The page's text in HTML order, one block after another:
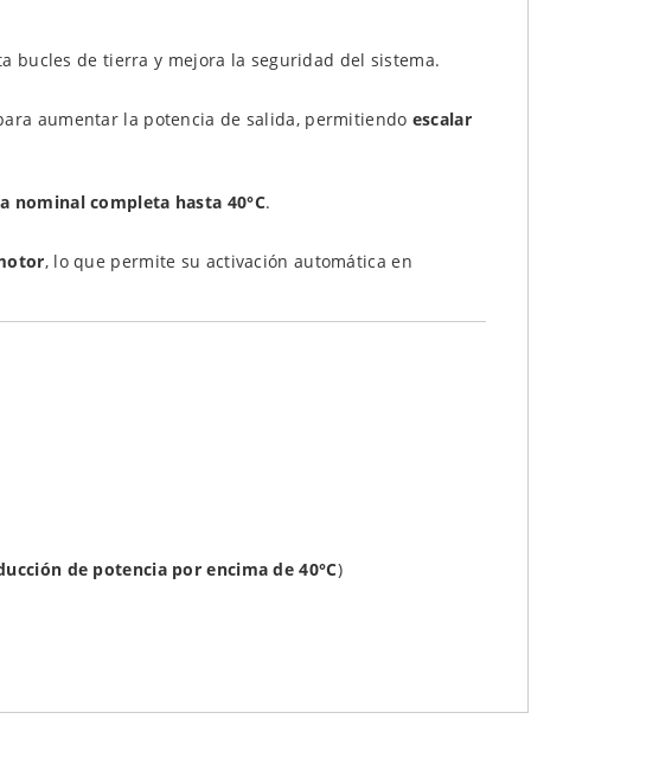
bucles de tierra y mejora la seguridad del sistema.
aumentar la potencia de salida, permitiendo escalar
nominal completa hasta 40°C.
, lo que permite su activación automática en
de potencia por encima de 40°C)